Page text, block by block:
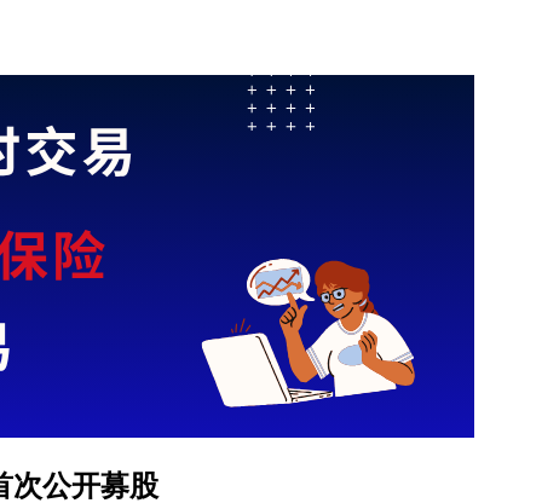
次公开募股